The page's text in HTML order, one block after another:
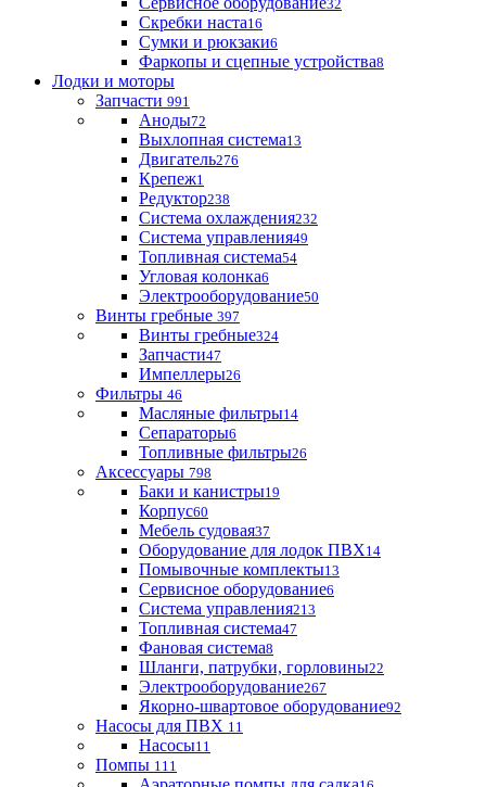
32
Скребки наста16
Сумки и рюкзаки6
Фаркопы и сцепные устройства8
Лодки и моторы
Запчасти 991
Аноды72
Выхлопная система13
Двигатель276
Крепеж1
Редуктор238
Система охлаждения232
Система управления49
Топливная система54
Угловая колонка6
Электрооборудование50
Винты гребные 397
Винты гребные324
Запчасти47
Импеллеры26
Фильтры 46
Масляные фильтры14
Сепараторы6
Топливные фильтры26
Аксессуары 798
Баки и канистры19
Корпус60
Мебель судовая37
Оборудование для лодок ПВХ14
Помывочные комплекты13
Сервисное оборудование6
Система управления213
Топливная система47
Фановая система8
Шланги, патрубки, горловины22
Электрооборудование267
Якорно-швартовое оборудование92
Насосы для ПВХ 11
Насосы11
Помпы 111